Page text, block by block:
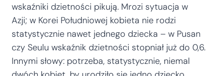
wskaźniki dzietności pikują. Mrozi sytuacja w
Azji; w Korei Południowej kobieta nie rodzi
statystycznie nawet jednego dziecka – w Pusan
czy Seulu wskaźnik dzietności stopniał już do 0,6.
Innymi słowy: potrzeba, statystycznie, niemal